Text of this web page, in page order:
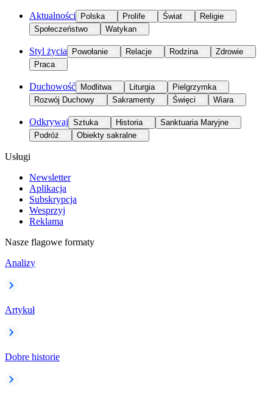
Aktualności Polska Prolife Świat
Religie
Społeczeństwo
Watykan
Styl życia Powołanie Relacje Rodzina
Zdrowie
Praca
Duchowość Modlitwa Liturgia
Pielgrzymka
Rozwój Duchowy
Sakramenty Święci Wiara
Odkrywaj Sztuka Historia
Sanktuaria Maryjne
Podróż
Obiekty sakralne
Usługi
Newsletter
Aplikacja
Subskrypcja
Wesprzyj
Reklama
Nasze flagowe formaty
Analizy
Artykuł
Dobre historie